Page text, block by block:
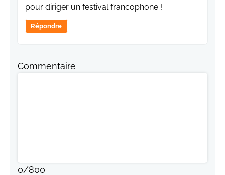
pour diriger un festival francophone !
Répondre
Commentaire
0/800